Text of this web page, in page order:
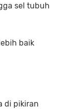
sel tubuh
baik
di pikiran